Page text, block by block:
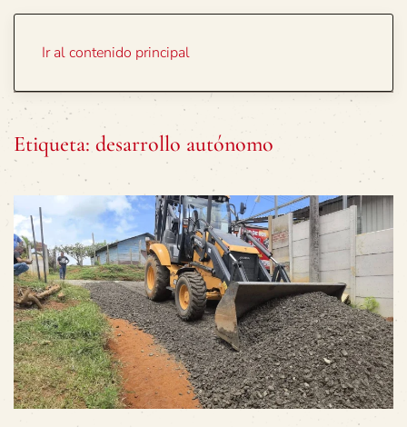
Ir al contenido principal
Etiqueta: desarrollo autónomo